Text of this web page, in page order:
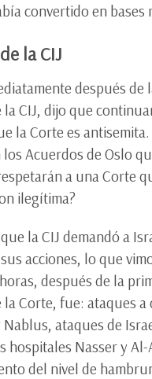
convertido en bases
la CIJ
después de
la CIJ, dijo que
la Corte es antisemita.
Acuerdos de Oslo
a una Corte
ilegítima?
la CIJ demandó a
acciones, lo que
después de la
la Corte, fue: ataques a
Nablus, ataques de
hospitales Nasser y Al-
del nivel de